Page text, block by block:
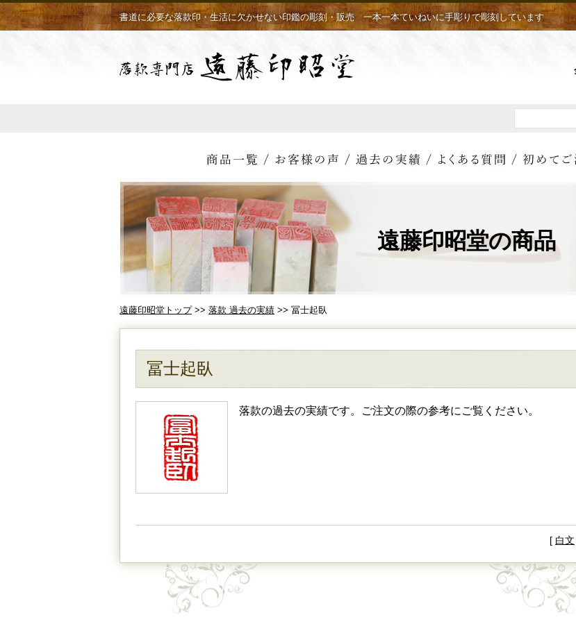
書道に必要な落款印・生活に欠かせない印鑑の彫刻・販売 一本一本ていねいに手彫りで彫刻しています
遠藤印昭堂の商品
遠藤印昭堂トップ>> 落款 過去の実績 >> 冨士起臥
冨士起臥
落款の過去の実績です。ご注文の際の参考にご覧ください。
[ 白文